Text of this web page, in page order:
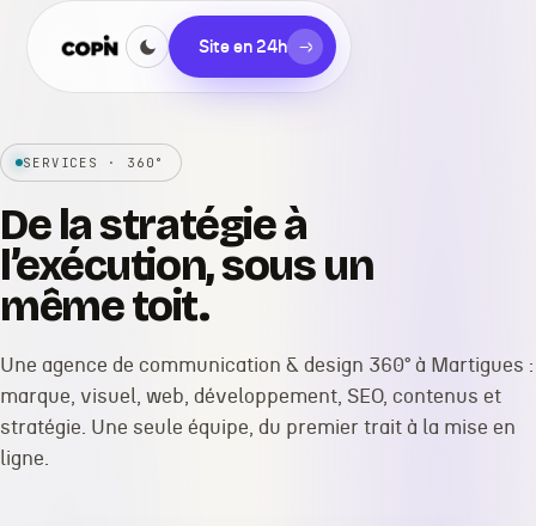
Site en 24h →
SERVICES · 360°
De la stratégie à
l’exécution, sous un
même toit.
Une agence de communication & design 360° à Martigues :
marque, visuel, web, développement, SEO, contenus et
stratégie. Une seule équipe, du premier trait à la mise en
ligne.